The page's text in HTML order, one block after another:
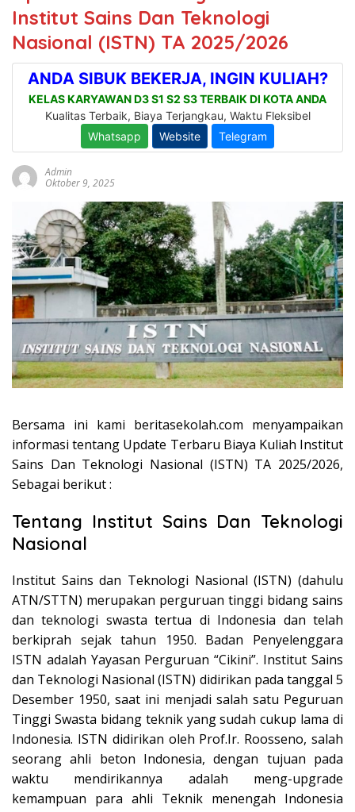
Institut Sains Dan Teknologi
Nasional (ISTN) TA 2025/2026
Admin
Oktober 9, 2025
Bersama ini kami beritasekolah.com menyampaikan
informasi tentang Update Terbaru Biaya Kuliah Institut
Sains Dan Teknologi Nasional (ISTN) TA 2025/2026,
Sebagai berikut :
Tentang Institut Sains Dan Teknologi
Nasional
Institut Sains dan Teknologi Nasional (ISTN) (dahulu
ATN/STTN) merupakan perguruan tinggi bidang sains
dan teknologi swasta tertua di Indonesia dan telah
berkiprah sejak tahun 1950. Badan Penyelenggara
ISTN adalah Yayasan Perguruan “Cikini”. Institut Sains
dan Teknologi Nasional (ISTN) didirikan pada tanggal 5
Desember 1950, saat ini menjadi salah satu Peguruan
Tinggi Swasta bidang teknik yang sudah cukup lama di
Indonesia. ISTN didirikan oleh Prof.Ir. Roosseno, salah
seorang ahli beton Indonesia, dengan tujuan pada
waktu mendirikannya adalah meng-upgrade
kemampuan para ahli Teknik menengah Indonesia